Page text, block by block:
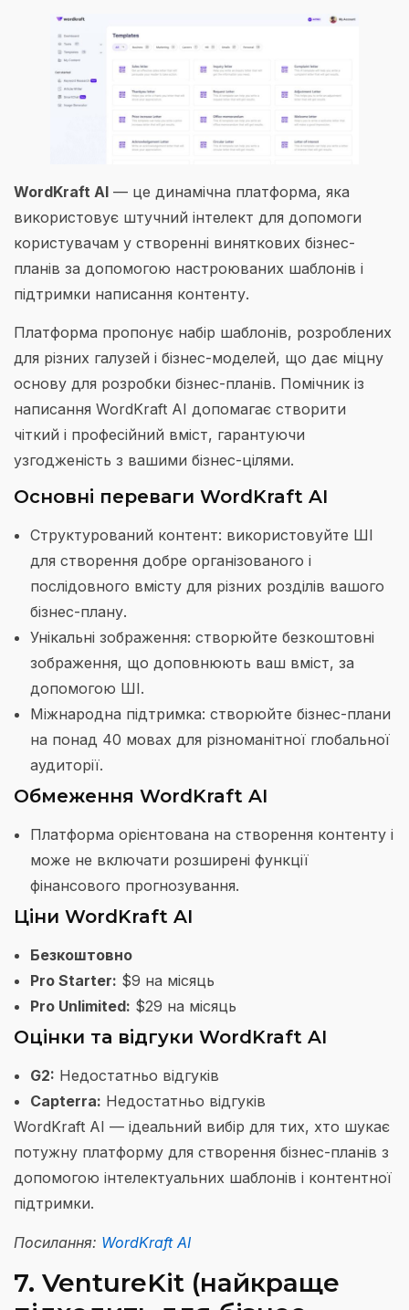
WordKraft AI — це динамічна платформа, яка
використовує штучний інтелект для допомоги
користувачам у створенні виняткових бізнес-
планів за допомогою настроюваних шаблонів і
підтримки написання контенту.
Платформа пропонує набір шаблонів, розроблених
для різних галузей і бізнес-моделей, що дає міцну
основу для розробки бізнес-планів. Помічник із
написання WordKraft AI допомагає створити
чіткий і професійний вміст, гарантуючи
узгодженість з вашими бізнес-цілями.
Основні переваги WordKraft AI
Структурований контент: використовуйте ШІ
для створення добре організованого і
послідовного вмісту для різних розділів вашого
бізнес-плану.
Унікальні зображення: створюйте безкоштовні
зображення, що доповнюють ваш вміст, за
допомогою ШІ.
Міжнародна підтримка: створюйте бізнес-плани
на понад 40 мовах для різноманітної глобальної
аудиторії.
Обмеження WordKraft AI
Платформа орієнтована на створення контенту і
може не включати розширені функції
фінансового прогнозування.
Ціни WordKraft AI
Безкоштовно
Pro Starter: $9 на місяць
Pro Unlimited: $29 на місяць
Оцінки та відгуки WordKraft AI
G2: Недостатньо відгуків
Capterra: Недостатньо відгуків
WordKraft AI — ідеальний вибір для тих, хто шукає
потужну платформу для створення бізнес-планів з
допомогою інтелектуальних шаблонів і контентної
підтримки.
Посилання: WordKraft AI
7. VentureKit (найкраще